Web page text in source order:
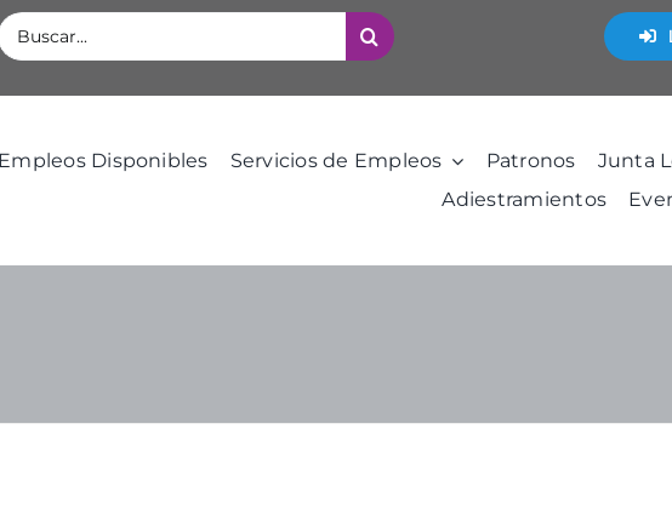
Empleos Disponibles Servicios de Empleos Patronos
Junta
Adiestramientos